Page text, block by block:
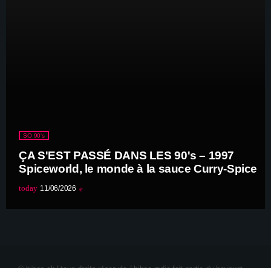
SO 90's
ÇA S'EST PASSÉ DANS LES 90's – 1997
Spiceworld, le monde à la sauce Curry-Spice
today 11/06/2026